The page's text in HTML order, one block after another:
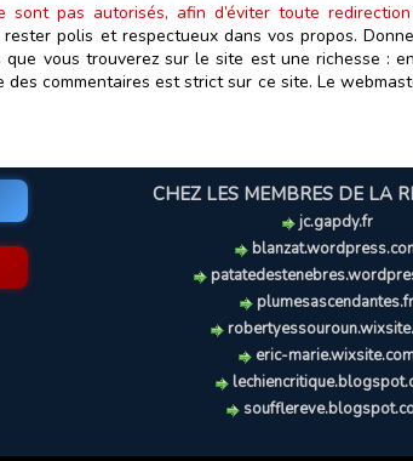
sont pas autorisés, afin d’éviter toute
polis et respectueux dans vos propos.
vous trouverez sur le site est une richesse :
commentaires est strict sur ce site. Le
CHEZ LES MEMBRES DE LA
jc.gapdy.fr
plumesascendantes.fr
eric-